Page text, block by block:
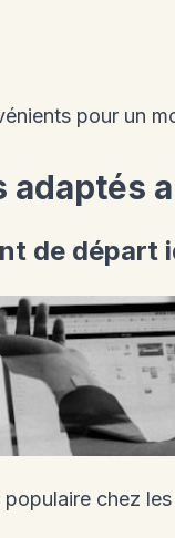
pour un
de départ
chez